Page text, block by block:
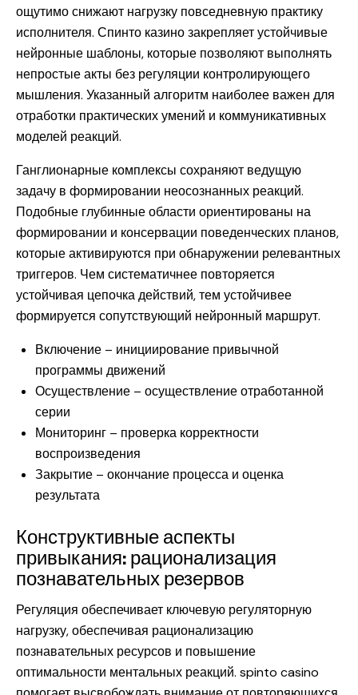
ощутимо снижают нагрузку повседневную практику
исполнителя. Спинто казино закрепляет устойчивые
нейронные шаблоны, которые позволяют выполнять
непростые акты без регуляции контролирующего
мышления. Указанный алгоритм наиболее важен для
отработки практических умений и коммуникативных
моделей реакций.
Ганглионарные комплексы сохраняют ведущую
задачу в формировании неосознанных реакций.
Подобные глубинные области ориентированы на
формировании и консервации поведенческих планов,
которые активируются при обнаружении релевантных
триггеров. Чем систематичнее повторяется
устойчивая цепочка действий, тем устойчивее
формируется сопутствующий нейронный маршрут.
Включение – инициирование привычной
программы движений
Осуществление – осуществление отработанной
серии
Мониторинг – проверка корректности
воспроизведения
Закрытие – окончание процесса и оценка
результата
Конструктивные аспекты
привыкания: рационализация
познавательных резервов
Регуляция обеспечивает ключевую регуляторную
нагрузку, обеспечивая рационализацию
познавательных ресурсов и повышение
оптимальности ментальных реакций. spinto casino